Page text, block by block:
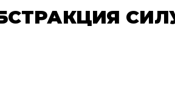
vip.com.ua